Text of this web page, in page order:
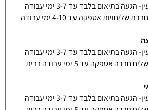
בתיאום בלבד עד 3-7 ימי עבודה
* שליח עד הבית ע"י חברת שליחויות אספקה עד 4-10 ימי עבודה
בתיאום בלבד עד 3-7 ימי עבודה
* שליח עד הבית ע"י שליח חברה אספקה עד 5 ימי עבודה בבית
בתיאום בלבד עד 3-7 ימי עבודה